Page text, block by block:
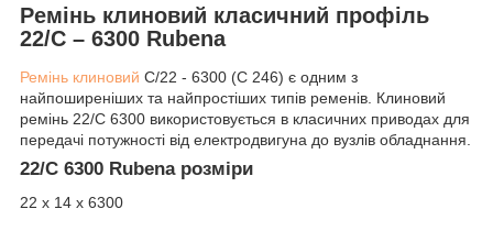
Ремінь клиновий класичний профіль
22/C – 6300 Rubena
Ремінь клиновий C/22 - 6300 (C 246) є одним з
найпоширеніших та найпростіших типів ременів. Клиновий
ремінь 22/C 6300 використовується в класичних приводах для
передачі потужності від електродвигуна до вузлів обладнання.
22/C 6300 Rubena розміри
22 х 14 х 6300